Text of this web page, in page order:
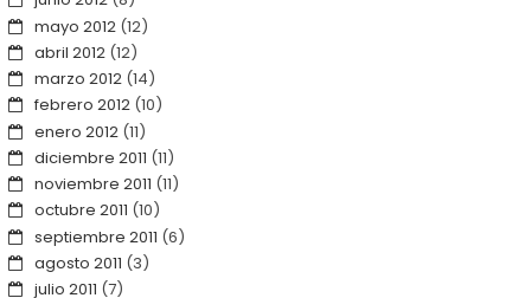
mayo 2012(12)
abril 2012(12)
marzo 2012(14)
febrero 2012(10)
enero 2012(11)
diciembre 2011 (11)
noviembre 2011 (11)
octubre 2011 (10)
septiembre 2011 (6)
agosto 2011 (3)
julio 2011 (7)